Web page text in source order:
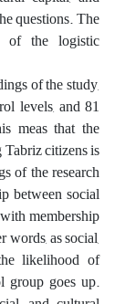
questions. The
of the logistic
of the study,
levels, and 81
meas that the
citizens is
of the research
between social
membership
as social,
likelihood of
group goes up.